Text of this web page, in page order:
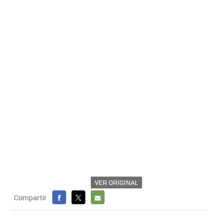
VER ORIGINAL
Compartir
FACEBOOK
X
E-